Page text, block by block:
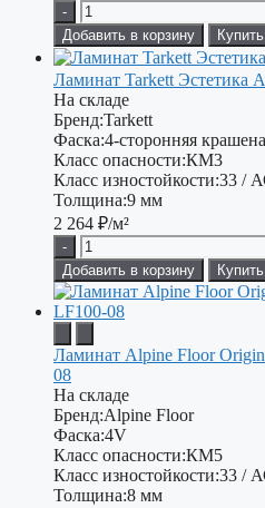
-
Добавить в корзину
Ламинат Tarkett Эстетика
На складе
Бренд:Tarkett
Фаска:4-сторонняя
Класс опасности:КМ3
Класс изностойкости:33 /
Толщина:9 мм
2 264 ₽/м²
-
Добавить в корзину
Ламинат Alpine Floor
08
На складе
Бренд:Alpine Floor
Фаска:4V
Класс опасности:КМ5
Класс изностойкости:33 /
Толщина:8 мм